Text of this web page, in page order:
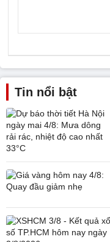
Tin nổi bật